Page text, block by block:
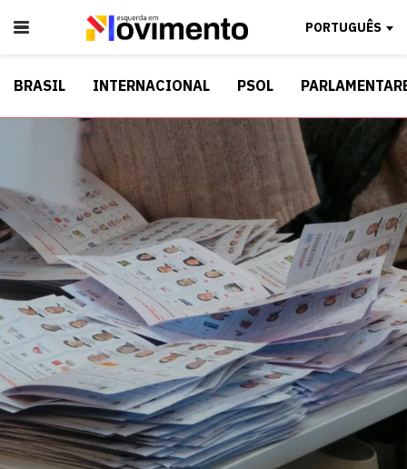
PORTUGUÊS
BRASIL INTERNACIONAL PSOL